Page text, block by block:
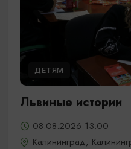
ДЕТЯМ
Львиные истории
08.08.2026 13:00
Калининград,